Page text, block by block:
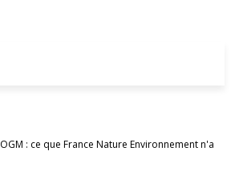
OGM : ce que France Nature Environnement n'a